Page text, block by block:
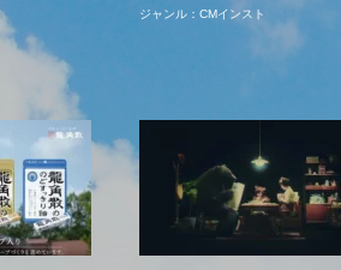
ジャンル：CMインスト